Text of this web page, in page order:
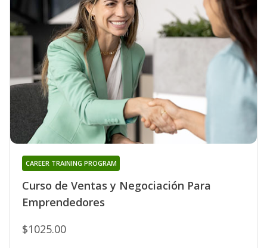
Curso de Ventas y Negociación Para
Emprendedores
CAREER TRAINING PROGRAM
$1025.00